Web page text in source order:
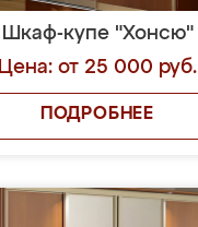
Шкаф-купе "Хонсю"
Цена: от 25 000 руб.
ПОДРОБНЕЕ